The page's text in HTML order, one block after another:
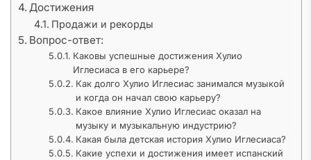
Достижения
Продажи и рекорды
Вопрос-ответ:
Каковы успешные достижения Хулио
Иглесиаса в его карьере?
Как долго Хулио Иглесиас занимался музыкой
и когда он начал свою карьеру?
Какое влияние Хулио Иглесиас оказал на
музыку и музыкальную индустрию?
Какая была детская история Хулио Иглесиаса?
Какие успехи и достижения имеет испанский